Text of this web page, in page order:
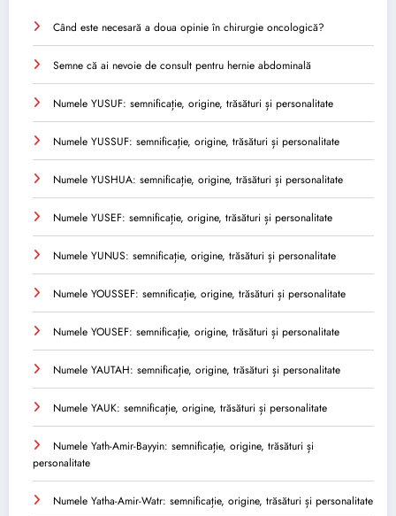
Când este necesară a doua opinie în chirurgie oncologică?
Semne că ai nevoie de consult pentru hernie abdominală
Numele YUSUF: semnificație, origine, trăsături și personalitate
Numele YUSSUF: semnificație, origine, trăsături și personalitate
Numele YUSHUA: semnificație, origine, trăsături și personalitate
Numele YUSEF: semnificație, origine, trăsături și personalitate
Numele YUNUS: semnificație, origine, trăsături și personalitate
Numele YOUSSEF: semnificație, origine, trăsături și personalitate
Numele YOUSEF: semnificație, origine, trăsături și personalitate
Numele YAUTAH: semnificație, origine, trăsături și personalitate
Numele YAUK: semnificație, origine, trăsături și personalitate
Numele Yath-Amir-Bayyin: semnificație, origine, trăsături și
personalitate
Numele Yatha-Amir-Watr: semnificație, origine, trăsături și personalitate